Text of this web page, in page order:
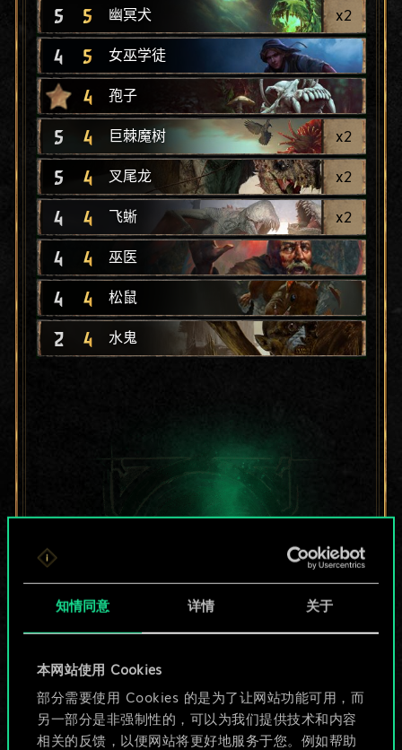
知情同意 详情 关于
本网站使用 Cookies
部分需要使用 Cookies 的是为了让网站功能可用，而
另一部分是非强制性的，可以为我们提供技术和内容
相关的反馈，以便网站将更好地服务于您。例如帮助
5 5 幽冥犬 x2
4 5 女巫学徒
4 孢子
5 4 巨棘魔树 x2
5 4 叉尾龙 x2
4 4 飞蜥 x2
4 4 巫医
4 4 松鼠
2 4 水鬼
目前只是分享了一套
牌，但能做的不止这